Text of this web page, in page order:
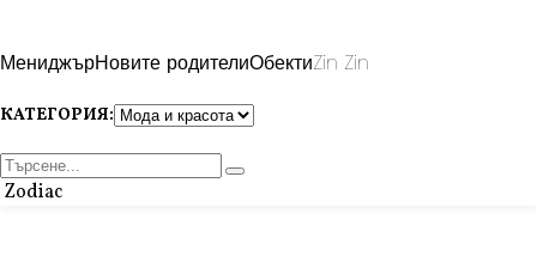
МениджърНовите родителиОбектиZin Zin
КАТЕГОРИЯ:
Zodiac